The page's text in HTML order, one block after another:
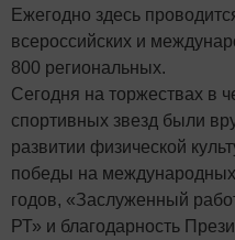
Ежегодно здесь
всероссийских и
800 региональных.
Сегодня на торжествах в
спортивных звезд были
развитии физической
победы на
годов, «Заслуженный
РТ» и благодарность